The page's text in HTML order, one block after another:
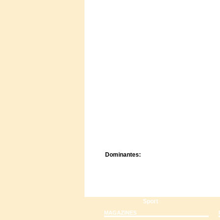
Dominantes:
Sport
MAGAZINES